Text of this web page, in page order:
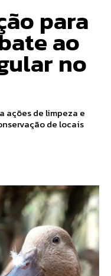
para
ao
no
ações de limpeza e
de locais